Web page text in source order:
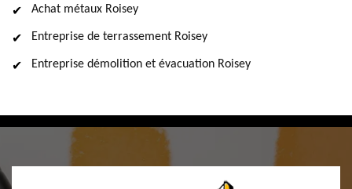
Achat métaux Roisey
Entreprise de terrassement Roisey
Entreprise démolition et évacuation Roisey